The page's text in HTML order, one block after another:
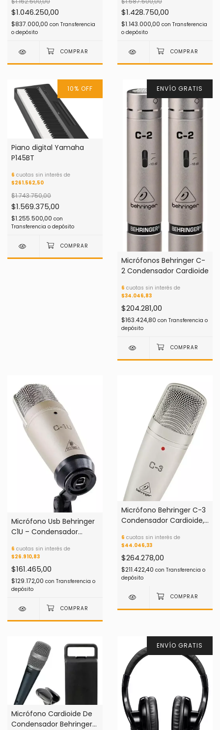
$1.046.250,00
$837.000,00 con Transferencia
o depósito
$1.428.750,00
$1.143.000,00 con Transferencia
o depósito
10% OFF
Piano digital Yamaha
P145BT
6 cuotas sin interés de
$261.562,50
$1.743.750,00
$1.569.375,00
$1.255.500,00 con
Transferencia o depósito
ENVÍO GRATIS
Micrófonos Behringer C-
2 Condensador Cardioide
6 cuotas sin interés de
$34.046,83
$204.281,00
$163.424,80 con Transferencia o
depósito
Micrófono Usb Behringer
C1U – Condensador
6 cuotas sin interés de
$26.910,83
$161.465,00
$129.172,00 con Transferencia o
depósito
Micrófono Behringer C-3
Condensador Cardioide,
6 cuotas sin interés de
$44.046,33
$264.278,00
$211.422,40 con Transferencia o
depósito
Micrófono Cardioide De
Condensador Behringer
ENVÍO GRATIS